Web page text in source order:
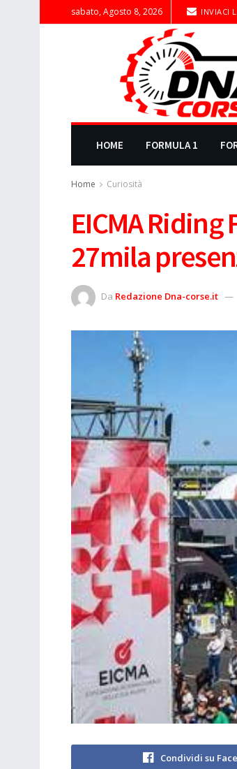
sabato, Agosto 8, 2026 INVIACI
HOME FORMULA 1
Home Curiosità
EICMA
27mila
Da Redazione Dna-corse.it
Condividi su